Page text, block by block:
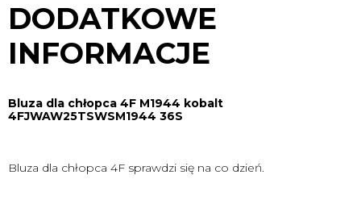
DODATKOWE
INFORMACJE
Bluza dla chłopca 4F M1944 kobalt
4FJWAW25TSWSM1944 36S
Bluza dla chłopca 4F sprawdzi się na co dzień.